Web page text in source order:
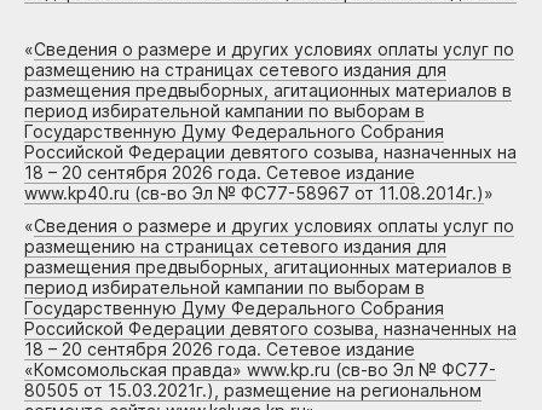
«Сведения о размере и других условиях оплаты услуг по
размещению на страницах сетевого издания для
размещения предвыборных, агитационных материалов в
период избирательной кампании по выборам в
Государственную Думу Федерального Собрания
Российской Федерации девятого созыва, назначенных на
18 – 20 сентября 2026 года. Сетевое издание
www.kp40.ru (св-во Эл № ФС77-58967 от 11.08.2014г.)»
«Сведения о размере и других условиях оплаты услуг по
размещению на страницах сетевого издания для
размещения предвыборных, агитационных материалов в
период избирательной кампании по выборам в
Государственную Думу Федерального Собрания
Российской Федерации девятого созыва, назначенных на
18 – 20 сентября 2026 года. Сетевое издание
«Комсомольская правда» www.kp.ru (св-во Эл № ФС77-
80505 от 15.03.2021г.), размещение на региональном